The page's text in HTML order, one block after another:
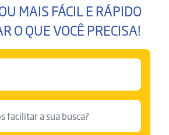
MAIS FÁCIL E RÁPIDO
O QUE VOCÊ PRECISA!